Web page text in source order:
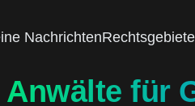
NachrichtenRechtsgebiete
Anwälte für